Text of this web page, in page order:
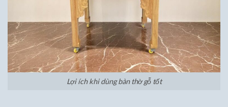
Lợi ích khi dùng bàn thờ gỗ tốt